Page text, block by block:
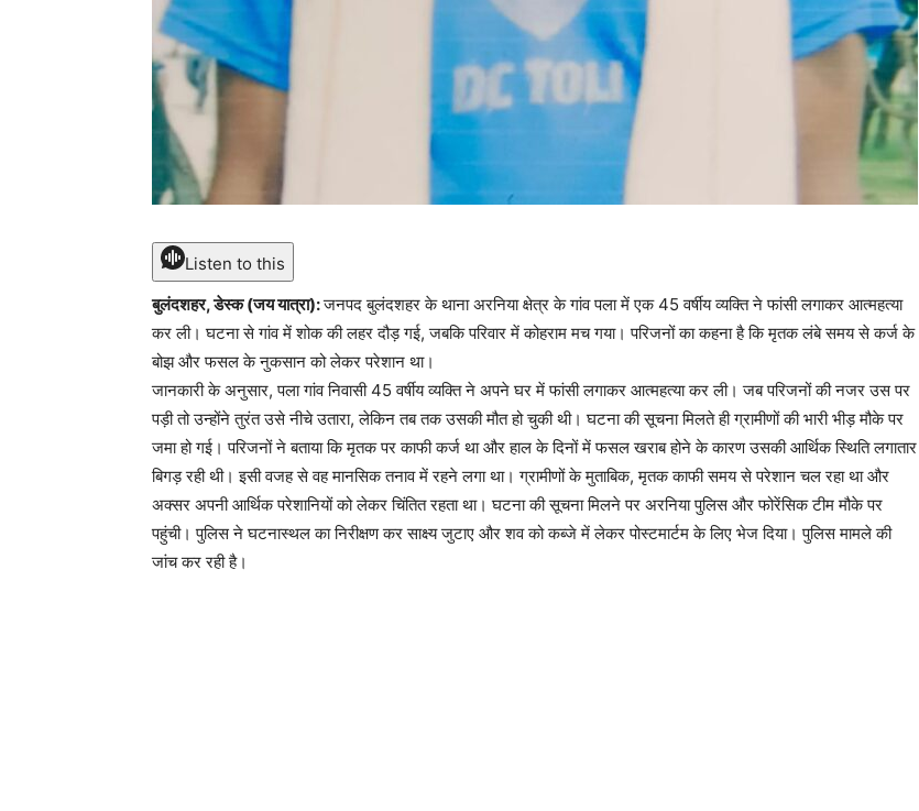
Listen to this
बुलंदशहर, डेस्क (जय यात्रा):जनपद बुलंदशहर के थाना अरनिया क्षेत्र के गांव पला में एक 45 वर्षीय व्यक्ति ने फांसी लगाकर आत्महत्या
कर ली। घटना से गांव में शोक की लहर दौड़ गई, जबकि परिवार में कोहराम मच गया। परिजनों का कहना है कि मृतक लंबे समय से कर्ज के
बोझ और फसल के नुकसान को लेकर परेशान था।
जानकारी के अनुसार, पला गांव निवासी 45 वर्षीय व्यक्ति ने अपने घर में फांसी लगाकर आत्महत्या कर ली। जब परिजनों की नजर उस पर
पड़ी तो उन्होंने तुरंत उसे नीचे उतारा, लेकिन तब तक उसकी मौत हो चुकी थी। घटना की सूचना मिलते ही ग्रामीणों की भारी भीड़ मौके पर
जमा हो गई। परिजनों ने बताया कि मृतक पर काफी कर्ज था और हाल के दिनों में फसल खराब होने के कारण उसकी आर्थिक स्थिति लगातार
बिगड़ रही थी। इसी वजह से वह मानसिक तनाव में रहने लगा था। ग्रामीणों के मुताबिक, मृतक काफी समय से परेशान चल रहा था और
अक्सर अपनी आर्थिक परेशानियों को लेकर चिंतित रहता था। घटना की सूचना मिलने पर अरनिया पुलिस और फोरेंसिक टीम मौके पर
पहुंची। पुलिस ने घटनास्थल का निरीक्षण कर साक्ष्य जुटाए और शव को कब्जे में लेकर पोस्टमार्टम के लिए भेज दिया। पुलिस मामले की
जांच कर रही है।